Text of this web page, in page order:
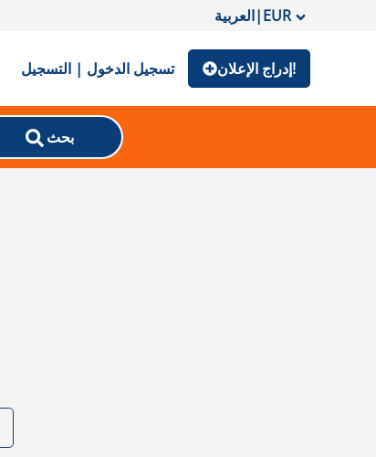
العربية|EUR
تسجيل الدخول | التسجيل إدراج الإعلان!
بحث